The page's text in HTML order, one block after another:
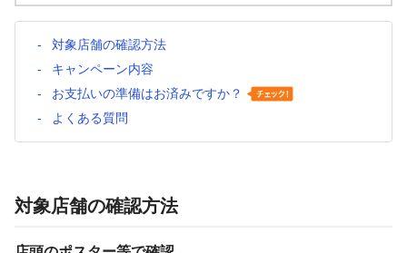
対象店舗の確認方法
キャンペーン内容
お支払いの準備はお済みですか？
よくある質問
対象店舗の確認方法